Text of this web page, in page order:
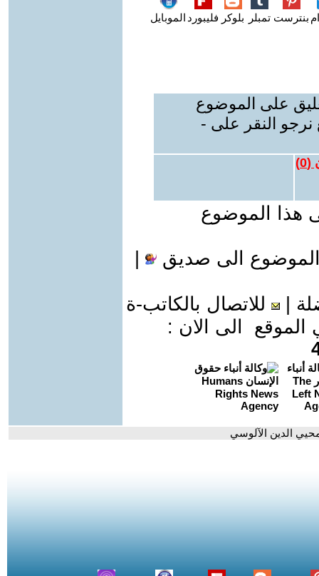
بنترست تمبلر بلوكر فليبورد الموبايل
على الموضوع
نرجو النقر على -
(
0
)
هذا الموضوع
الى صديق
للاتصال بالكاتب-ة
الى الان :
الدين الآلوسي